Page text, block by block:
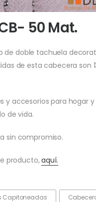
50 Mat.
doble tachuela
de esta cabecera son
y accesorios para hogar
de vida.
sin compromiso.
producto,aquí.
Capitoneadas